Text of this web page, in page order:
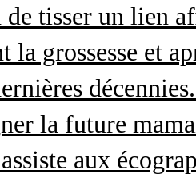
de tisser un lien
la grossesse et
la future
aux